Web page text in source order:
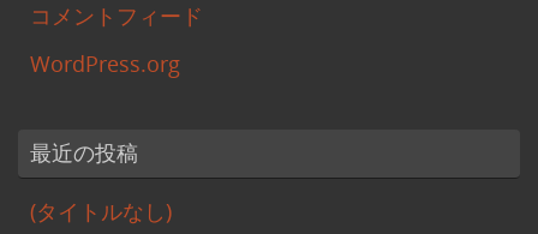
コメントフィード
WordPress.org
最近の投稿
(タイトルなし)